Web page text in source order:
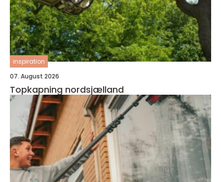
inspiration
07. August 2026
Topkapning nordsjælland